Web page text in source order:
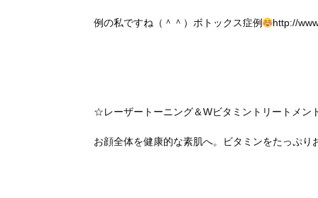
例の私ですね（＾＾）ボトックス症例 http://
☆レーザートーニング＆Wビタミントリートメン
お顔全体を健康的な素肌へ。ビタミンをたっぷり